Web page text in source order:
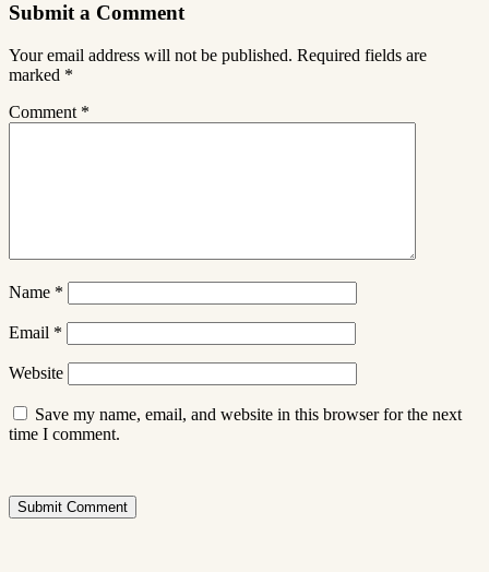
Submit a Comment
Your email address will not be published. Required fields are
marked *
Comment *
Name *
Email *
Website
Save my name, email, and website in this browser for the next
time I comment.
Submit Comment